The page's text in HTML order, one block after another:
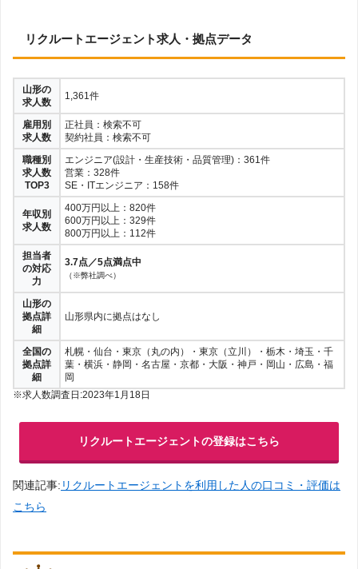
リクルートエージェント求人・拠点データ
山形の
求人数
1,361件
雇用別
求人数
正社員：検索不可
契約社員：検索不可
職種別
求人数
TOP3
エンジニア(設計・生産技術・品質管理)：361件
営業：328件
SE・ITエンジニア：158件
年収別
求人数
400万円以上：820件
600万円以上：329件
800万円以上：112件
担当者
の対応
力
3.7点／5点満点中
（※弊社調べ）
山形の
拠点詳
細
山形県内に拠点はなし
全国の
拠点詳
細
札幌・仙台・東京（丸の内）・東京（立川）・栃木・埼玉・千
葉・横浜・静岡・名古屋・京都・大阪・神戸・岡山・広島・福
岡
※求人数調査日:2023年1月18日
リクルートエージェントの登録はこちら
関連記事: リクルートエージェントを利用した人の口コミ・評価は
こちら